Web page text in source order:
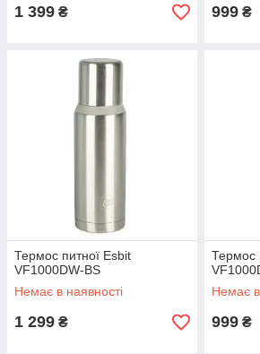
1 399 ₴ 999 ₴
Термос питної Esbit
VF1000DW-BS
Немає в наявності
1 299 ₴
Термос
Немає в
999 ₴